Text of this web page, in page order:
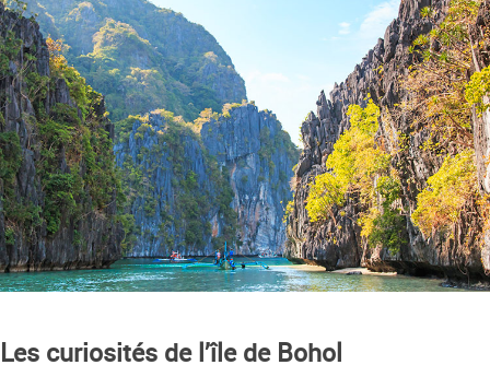
Les curiosités de l’île de Bohol